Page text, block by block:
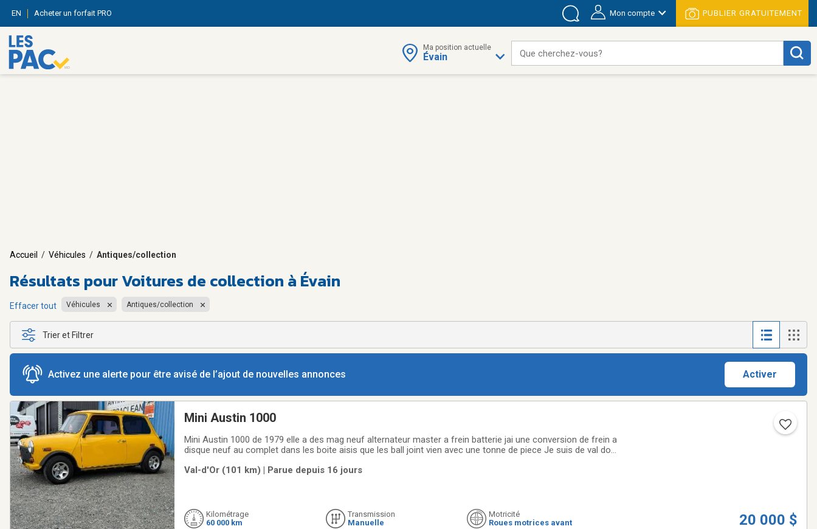
EN Acheter un forfait PRO Mon compte PUBLIER GRATUITEMENT
Ma position actuelle
Évain Que cherchez-vous?
Accueil / Véhicules / Antiques/collection
Résultats pourVoitures de collection à Évain
Effacer tout Véhicules Antiques/collection
Trier et Filtrer
Activez une alerte pour être avisé de l’ajout de nouvelles annonces Activer
Mini Austin 1000
Mini Austin 1000 de 1979 elle a des mag neuf alternateur master a frein batterie jai une conversion de frein a
disque neuf au complet dans les boite aisis que les ball joint vien avec une tonne de piece Je suis de val dor
354-9504
Val-d'Or (101 km) | Parue depuis 16 jours
Kilométrage
60 000 km
Transmission
Manuelle
Motricité
Roues motrices avant
20 000 $